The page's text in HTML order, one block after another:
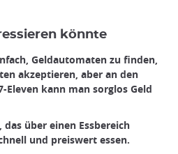
könnte
Geldautomaten zu finden,
akzeptieren, aber an den
Eleven kann man sorglos Geld
über einen Essbereich
und preiswert essen.